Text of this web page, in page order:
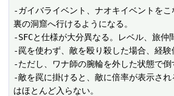
-ガイバライベント、ナオキイベントを
裏の洞窟へ行けるようになる。
-SFCと仕様が大分異なる。レベル、旅
-罠を使わず、敵を殴り殺した場合、経験
-ただし、ワナ師の腕輪を外した状態で倒
-敵を罠に掛けると、敵に倍率が表示さ
はほとんど入らない。